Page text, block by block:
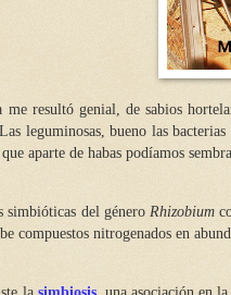
resultó genial, de sabios
leguminosas, bueno las
aparte de habas podíamos
simbióticas del género Rhizobium
compuestos nitrogenados en